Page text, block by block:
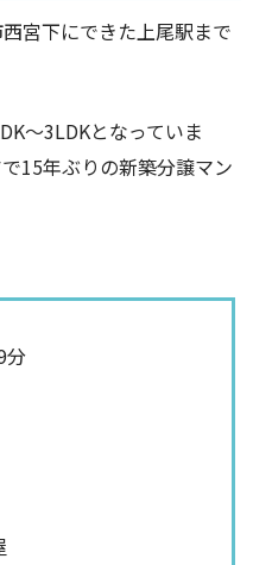
宮下にできた上尾駅まで
〜3LDKとなっていま
15年ぶりの新築分譲マン
分